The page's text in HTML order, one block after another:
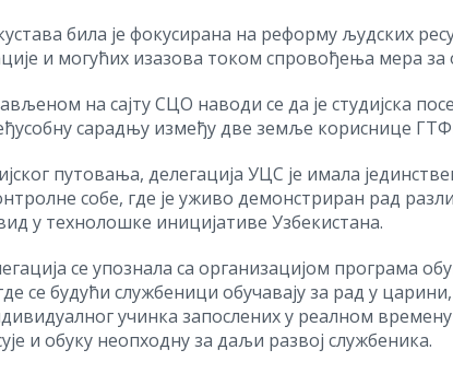
била је фокусирана на реформу људских
и могућих изазова током спровођења мера
на сајту СЦО наводи се да je студијска
сарадњу између две земље кориснице
путовања, делегација УЦС је имала
собе, где је уживо демонстриран рад
у технолошке иницијативе Узбекистана.
се упознала са организацијом програма
се будући службеници обучавају за рад у
учинка запослених у реалном
и обуку неопходну за даљи развој службеника.